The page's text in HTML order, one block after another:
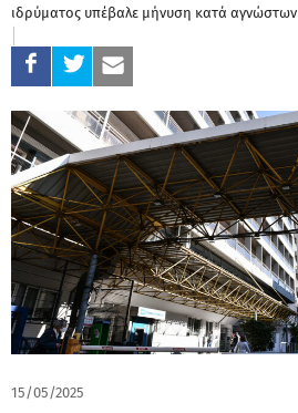
ιδρύματος υπέβαλε μήνυση κατά αγνώστων
15/05/2025